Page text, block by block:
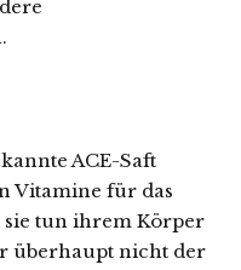
ACE-Saft
Vitamine für das
sie tun ihrem Körper
überhaupt nicht der